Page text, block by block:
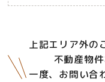
上記エリア外の
不動産物
一度、お問い合